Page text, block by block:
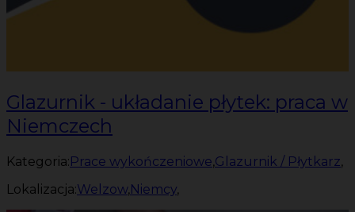
Glazurnik - układanie płytek: praca w
Niemczech
Kategoria: Prace wykończeniowe,Glazurnik / Płytkarz,
Lokalizacja:Welzow,Niemcy,